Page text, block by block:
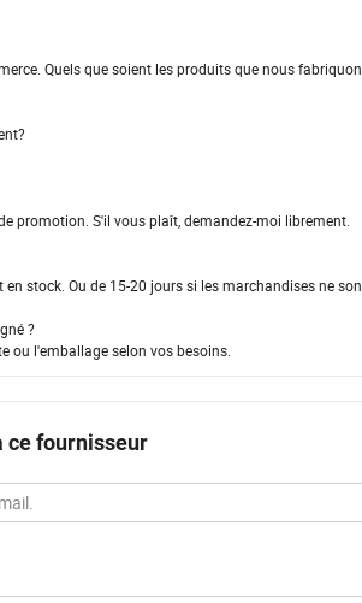
Quels que soient les produits que nous
promotion. S'il vous plaît, demandez-moi librement.
stock. Ou de 15-20 jours si les marchandises ne
?
ou l'emballage selon vos besoins.
ce fournisseur